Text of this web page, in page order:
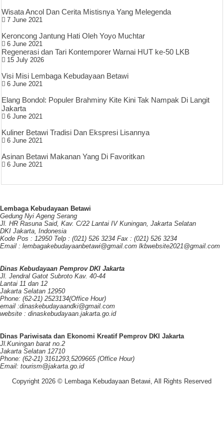
Wisata Ancol Dan Cerita Mistisnya Yang Melegenda
7 June 2021
Keroncong Jantung Hati Oleh Yoyo Muchtar
6 June 2021
Regenerasi dan Tari Kontemporer Warnai HUT ke-50 LKB
15 July 2026
Visi Misi Lembaga Kebudayaan Betawi
6 June 2021
Elang Bondol: Populer Brahminy Kite Kini Tak Nampak Di Langit
Jakarta
6 June 2021
Kuliner Betawi Tradisi Dan Ekspresi Lisannya
6 June 2021
Asinan Betawi Makanan Yang Di Favoritkan
6 June 2021
Lembaga Kebudayaan Betawi
Gedung Nyi Ageng Serang
Jl. HR Rasuna Said, Kav. C/22 Lantai IV Kuningan, Jakarta Selatan
DKI Jakarta, Indonesia
Kode Pos : 12950 Telp : (021) 526 3234 Fax : (021) 526 3234
Email : lembagakebudayaanbetawi@gmail.com lkbwebsite2021@gmail.com
Dinas Kebudayaan Pemprov DKI Jakarta
Jl. Jendral Gatot Subroto Kav. 40-44
Lantai 11 dan 12
Jakarta Selatan 12950
Phone: (62-21) 2523134(Office Hour)
email :dinaskebudayaandki@gmail.com
website : dinaskebudayaan.jakarta.go.id
Dinas Pariwisata dan Ekonomi Kreatif Pemprov DKI Jakarta
Jl.Kuningan barat no.2
Jakarta Selatan 12710
Phone: (62-21) 3161293,5209665 (Office Hour)
Email: tourism@jakarta.go.id
Copyright 2026 © Lembaga Kebudayaan Betawi, All Rights Reserved